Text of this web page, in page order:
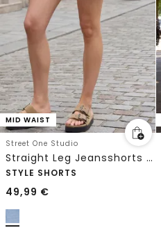
MID WAIST
Street One Studio
Straight Leg Jeansshorts im Casual Fit
STYLE SHORTS
49,99 €